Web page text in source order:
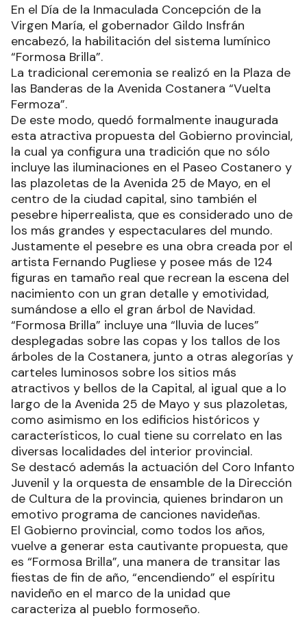
En el Día de la Inmaculada Concepción de la
Virgen María, el gobernador Gildo Insfrán
encabezó, la habilitación del sistema lumínico
“Formosa Brilla”.
La tradicional ceremonia se realizó en la Plaza de
las Banderas de la Avenida Costanera “Vuelta
Fermoza”.
De este modo, quedó formalmente inaugurada
esta atractiva propuesta del Gobierno provincial,
la cual ya configura una tradición que no sólo
incluye las iluminaciones en el Paseo Costanero y
las plazoletas de la Avenida 25 de Mayo, en el
centro de la ciudad capital, sino también el
pesebre hiperrealista, que es considerado uno de
los más grandes y espectaculares del mundo.
Justamente el pesebre es una obra creada por el
artista Fernando Pugliese y posee más de 124
figuras en tamaño real que recrean la escena del
nacimiento con un gran detalle y emotividad,
sumándose a ello el gran árbol de Navidad.
“Formosa Brilla” incluye una “lluvia de luces”
desplegadas sobre las copas y los tallos de los
árboles de la Costanera, junto a otras alegorías y
carteles luminosos sobre los sitios más
atractivos y bellos de la Capital, al igual que a lo
largo de la Avenida 25 de Mayo y sus plazoletas,
como asimismo en los edificios históricos y
característicos, lo cual tiene su correlato en las
diversas localidades del interior provincial.
Se destacó además la actuación del Coro Infanto
Juvenil y la orquesta de ensamble de la Dirección
de Cultura de la provincia, quienes brindaron un
emotivo programa de canciones navideñas.
El Gobierno provincial, como todos los años,
vuelve a generar esta cautivante propuesta, que
es “Formosa Brilla”, una manera de transitar las
fiestas de fin de año, “encendiendo” el espíritu
navideño en el marco de la unidad que
caracteriza al pueblo formoseño.